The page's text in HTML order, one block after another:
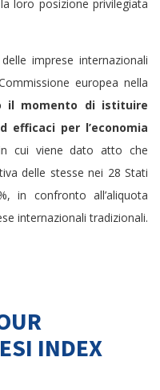
loro posizione privilegiata
imprese internazionali
europea nella
il momento di istituire
efficaci per l’economia
cui viene dato atto che
delle stesse nei 28 Stati
in confronto all’aliquota
internazionali tradizionali.
INDEX